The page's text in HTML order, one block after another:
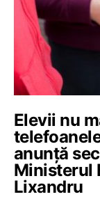
Elevii nu
anunță
Ministerul
Lixandru